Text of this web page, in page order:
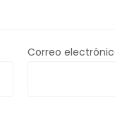
Correo